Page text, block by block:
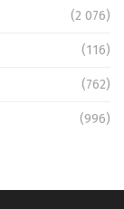
(2 076)
(116)
(762)
(996)